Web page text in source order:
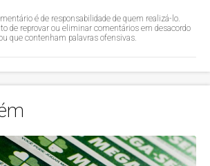
é de responsabilidade de quem realizá-lo.
de reprovar ou eliminar comentários em desacordo
que contenham palavras ofensivas.